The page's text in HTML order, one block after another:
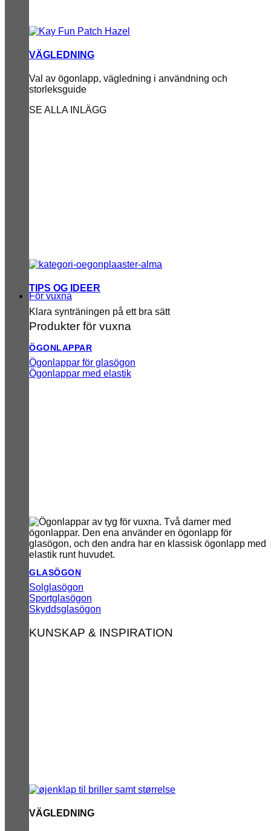
VÄGLEDNING
Val av ögonlapp, vägledning i användning och
storleksguide
SE ALLA INLÄGG
TIPS OG IDEER
Klara synträningen på ett bra sätt
För vuxna
Produkter för vuxna
ÖGONLAPPAR
Ögonlappar för glasögon
Ögonlappar med elastik
GLASÖGON
Solglasögon
Sportglasögon
Skyddsglasögon
KUNSKAP & INSPIRATION
VÄGLEDNING